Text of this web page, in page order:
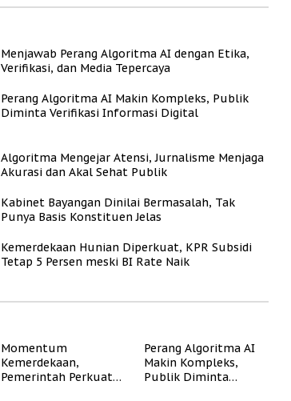
Menjawab Perang Algoritma AI dengan Etika,
Verifikasi, dan Media Tepercaya
Perang Algoritma AI Makin Kompleks, Publik
Diminta Verifikasi Informasi Digital
Algoritma Mengejar Atensi, Jurnalisme Menjaga
Akurasi dan Akal Sehat Publik
Kabinet Bayangan Dinilai Bermasalah, Tak
Punya Basis Konstituen Jelas
Kemerdekaan Hunian Diperkuat, KPR Subsidi
Tetap 5 Persen meski BI Rate Naik
Momentum
Kemerdekaan,
Pemerintah Perkuat
Perang Algoritma AI
Makin Kompleks,
Publik Diminta